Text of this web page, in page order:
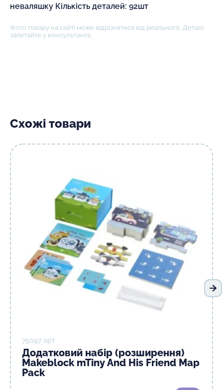
неваляшку Кількість деталей: 92шт
Фото товару на сайті може відрізнятися від реального. Деталі
запитайте у консультанта.
Схожі товари
75097 арт
Додатковий набір (розширення)
Makeblock mTiny And His Friend Map
Pack